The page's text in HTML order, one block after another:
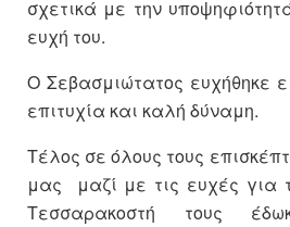
σχετικά με την
ευχή του.
Ο Σεβασμιώτατος ευχήθηκε
επιτυχία και καλή δύναμη.
Τέλος σε όλους τους
μας μαζί με τις ευχές για
Τεσσαρακοστή τους